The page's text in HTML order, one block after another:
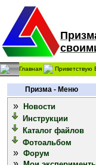
Главная Приветствую
Призма - Меню
»
Новости
Инструкции
Каталог файлов
Фотоальбом
» Форум